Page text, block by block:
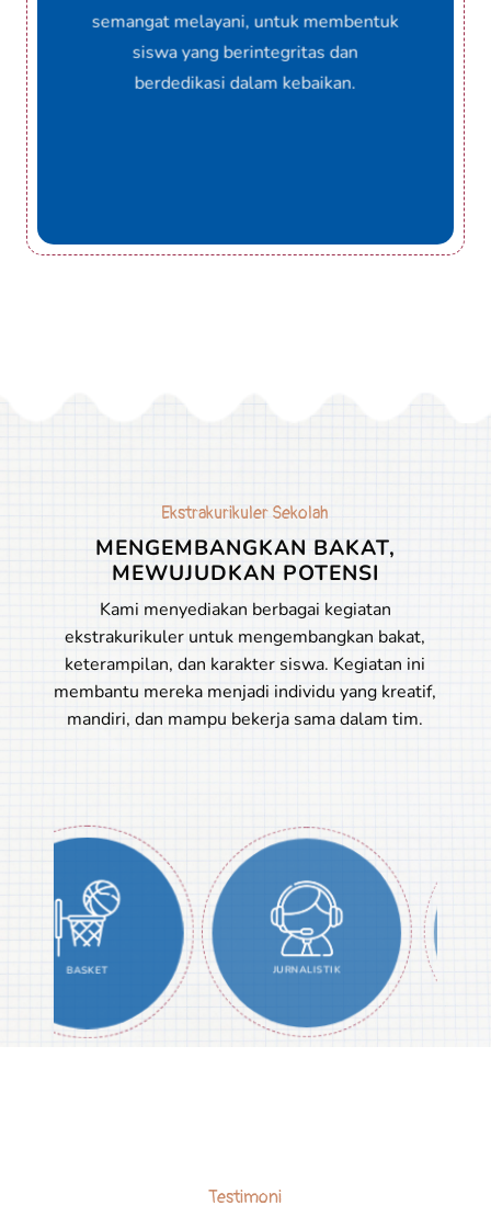
semangat melayani, untuk membentuk
siswa yang berintegritas dan
berdedikasi dalam kebaikan.
Ekstrakurikuler Sekolah
MENGEMBANGKAN BAKAT,
MEWUJUDKAN POTENSI
Kami menyediakan berbagai kegiatan
ekstrakurikuler untuk mengembangkan bakat,
keterampilan, dan karakter siswa. Kegiatan ini
membantu mereka menjadi individu yang kreatif,
mandiri, dan mampu bekerja sama dalam tim.
JURNALISTIK ENGLISH
Testimoni